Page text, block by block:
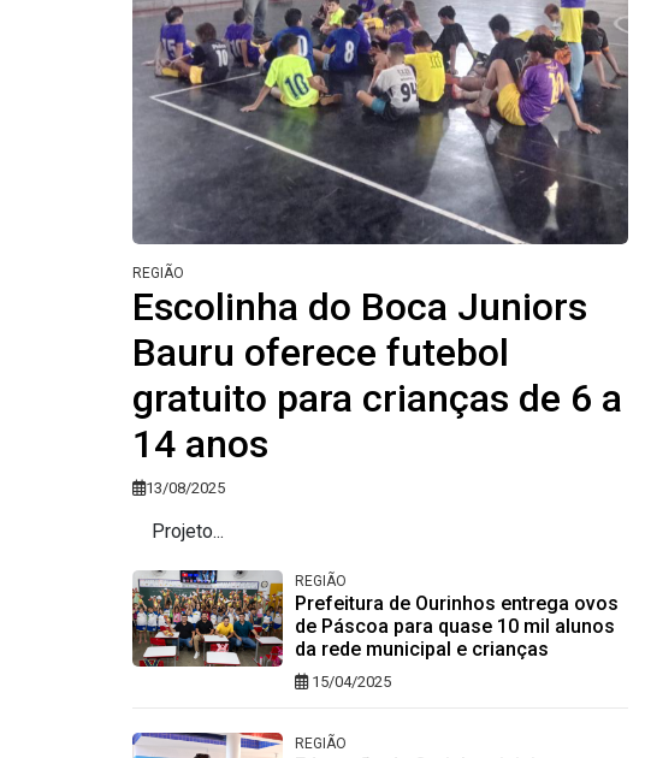
REGIÃO
Escolinha do Boca Juniors
Bauru oferece futebol
gratuito para crianças de 6 a
14 anos
13/08/2025
Projeto...
REGIÃO
Prefeitura de Ourinhos entrega ovos
de Páscoa para quase 10 mil alunos
da rede municipal e crianças
15/04/2025
REGIÃO